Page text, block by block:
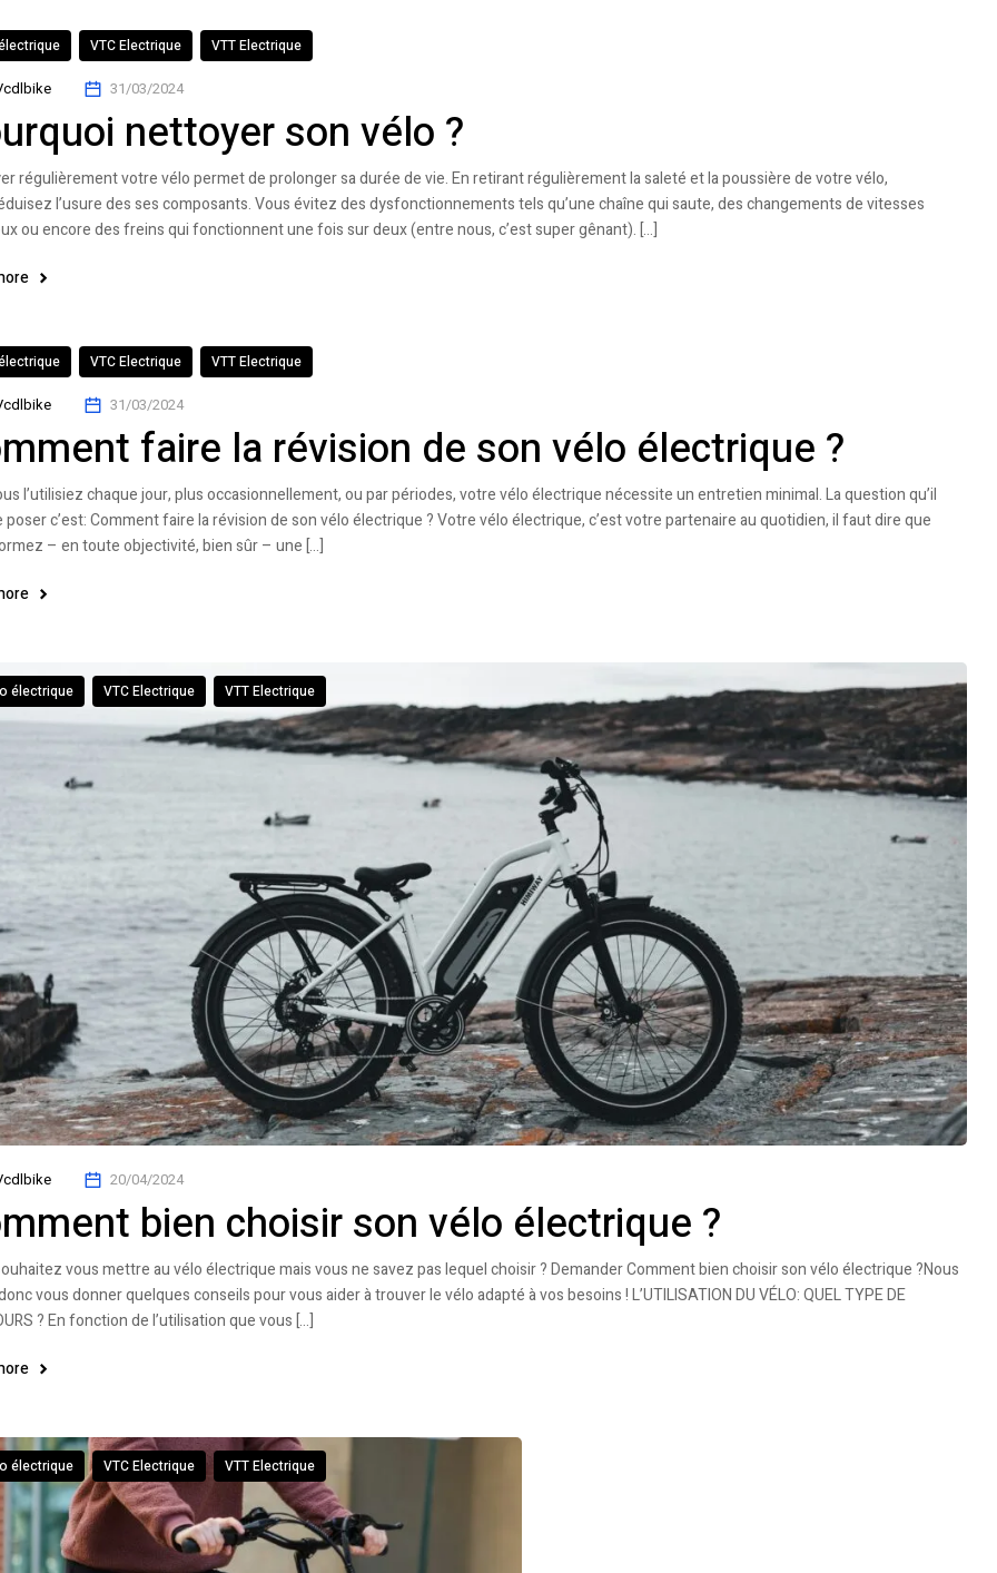
VTC Electrique VTT Electrique
31/03/2024
nettoyer son vélo ?
régulièrement votre vélo permet de prolonger sa durée de vie. En retirant régulièrement la saleté et la poussière de votre vélo,
l’usure des ses composants. Vous évitez des dysfonctionnements tels qu’une chaîne qui saute, des changements de vitesses
ou encore des freins qui fonctionnent une fois sur deux (entre nous, c’est super gênant). […]
VTC Electrique VTT Electrique
31/03/2024
faire la révision de son vélo électrique ?
l’utilisiez chaque jour, plus occasionnellement, ou par périodes, votre vélo électrique nécessite un entretien minimal. La question qu’il
poser c’est: Comment faire la révision de son vélo électrique ? Votre vélo électrique, c’est votre partenaire au quotidien, il faut dire que
– en toute objectivité, bien sûr – une […]
électrique VTC Electrique VTT Electrique
20/04/2024
bien choisir son vélo électrique ?
vous mettre au vélo électrique mais vous ne savez pas lequel choisir ? Demander Comment bien choisir son vélo électrique ?Nous
vous donner quelques conseils pour vous aider à trouver le vélo adapté à vos besoins ! L’UTILISATION DU VÉLO: QUEL TYPE DE
? En fonction de l’utilisation que vous […]
électrique VTC Electrique VTT Electrique